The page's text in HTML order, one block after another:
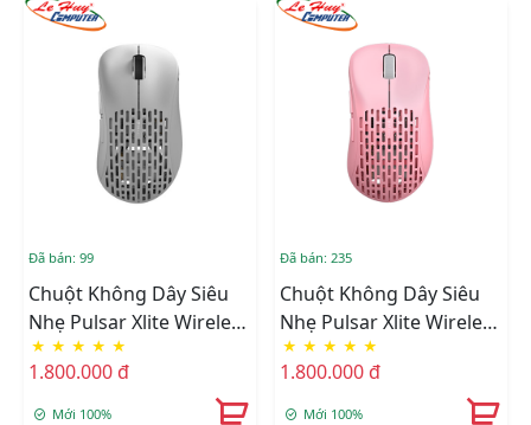
Đã bán: 99
Chuột Không Dây Siêu
Nhẹ Pulsar Xlite Wireless
V2 Mini White
★ ★ ★ ★ ★
1.800.000 đ
Mới 100%
Đã bán: 235
Chuột Không Dây Siêu
Nhẹ Pulsar Xlite Wireless
V2 Competition Mini
Pink
★ ★ ★ ★ ★
1.800.000 đ
Mới 100%